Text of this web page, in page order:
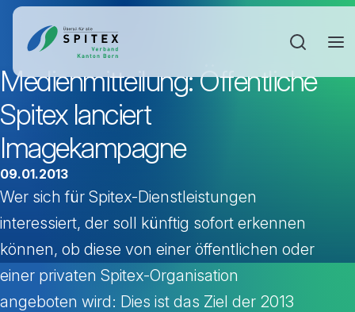
Medienmitteilung: Öffentliche
Spitex lanciert
Imagekampagne
09.01.2013
Wer sich für Spitex-Dienstleistungen
interessiert, der soll künftig sofort erkennen
können, ob diese von einer öffentlichen oder
einer privaten Spitex-Organisation
angeboten wird: Dies ist das Ziel der 2013